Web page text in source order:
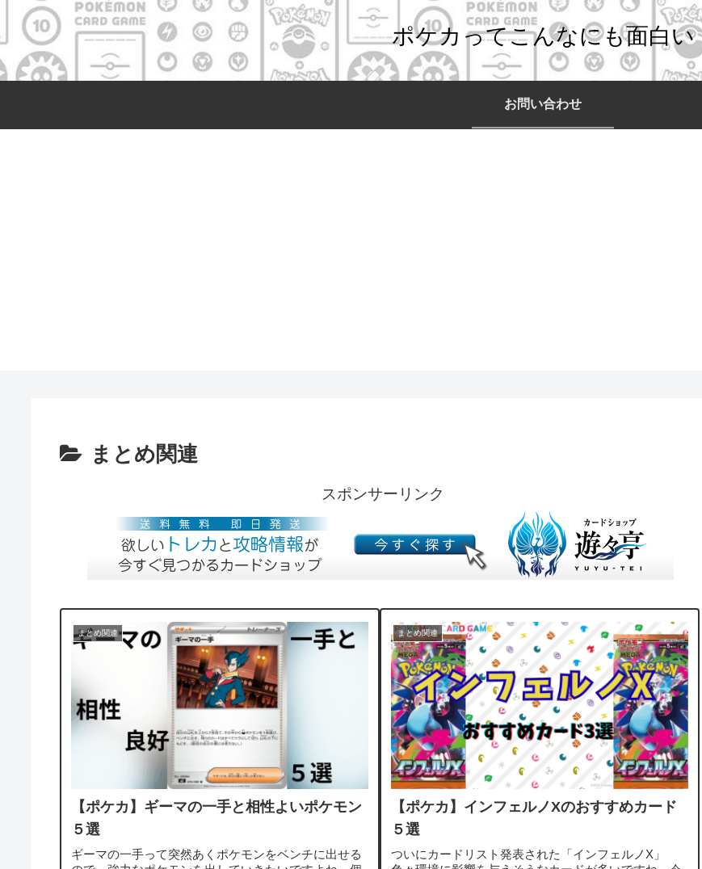
ポケカってこんなにも面白い
お問い合わせ
まとめ関連
スポンサーリンク
まとめ関連
【ポケカ】ギーマの一手と相性よいポケモン
５選
ギーマの一手って突然あくポケモンをベンチに出せる
まとめ関連
【ポケカ】インフェルノXのおすすめカード
５選
ついにカードリスト発表された「インフェルノX」